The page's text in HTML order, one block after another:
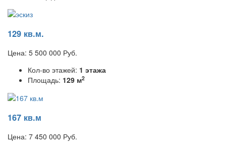
129 кв.м.
Цена: 5 500 000 Руб.
Кол-во этажей: 1 этажа
Площадь: 129 м2
167 кв.м
Цена: 7 450 000 Руб.